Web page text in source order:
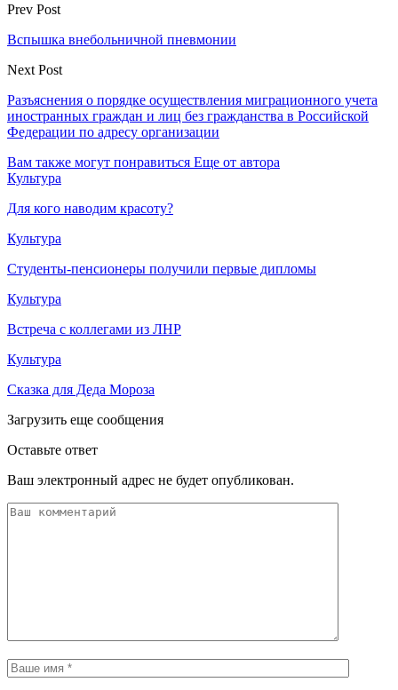
Prev Post
Вспышка внебольничной пневмонии
Next Post
Разъяснения о порядке осуществления миграционного учета
иностранных граждан и лиц без гражданства в Российской
Федерации по адресу организации
Вам также могут понравиться Еще от автора
Культура
Для кого наводим красоту?
Культура
Студенты-пенсионеры получили первые дипломы
Культура
Встреча с коллегами из ЛНР
Культура
Сказка для Деда Мороза
Загрузить еще сообщения
Оставьте ответ
Ваш электронный адрес не будет опубликован.